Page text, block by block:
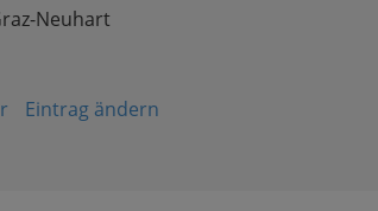
Neuhart
Eintrag ändern